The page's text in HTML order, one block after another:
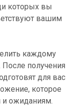
которых вы
вашим
каждому
получения
для вас
которое
и ожиданиям.